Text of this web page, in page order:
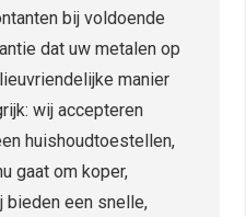
bij voldoende
dat uw metalen op
manier
wij accepteren
huishoudtoestellen,
gaat om koper,
bieden een snelle,